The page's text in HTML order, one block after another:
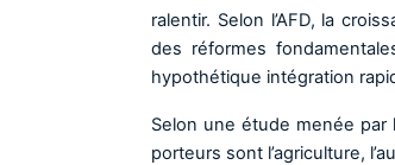
ralentir. Selon l’AFD, la
des réformes
hypothétique intégration
Selon une étude menée par
porteurs sont l’agriculture,